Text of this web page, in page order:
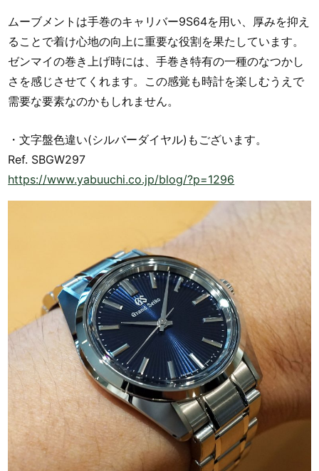
ムーブメントは手巻のキャリバー9S64を用い、厚みを抑え
ることで着け心地の向上に重要な役割を果たしています。
ゼンマイの巻き上げ時には、手巻き特有の一種のなつかし
さを感じさせてくれます。この感覚も時計を楽しむうえで
需要な要素なのかもしれません。
・文字盤色違い(シルバーダイヤル)もございます。
Ref. SBGW297
https://www.yabuuchi.co.jp/blog/?p=1296